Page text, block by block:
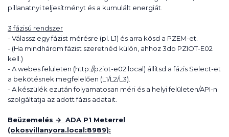
pillanatnyi teljesítményt és a kumulált energiát.
3 fázisú rendszer
- Válassz egy fázist mérésre (pl. L1) és arra kösd a PZEM-et.
- (Ha mindhárom fázist szeretnéd külön, ahhoz 3db PZIOT-E02
kell.)
- A webes felületen (http://pziot-e02.local) állítsd a fázis Select-et
a bekötésnek megfelelően (L1/L2/L3).
- A készülék ezután folyamatosan méri és a helyi felületen/API-n
szolgáltatja az adott fázis adatait.
Beüzemelés → ADA P1 Meterrel
(okosvillanyora.local:8989):